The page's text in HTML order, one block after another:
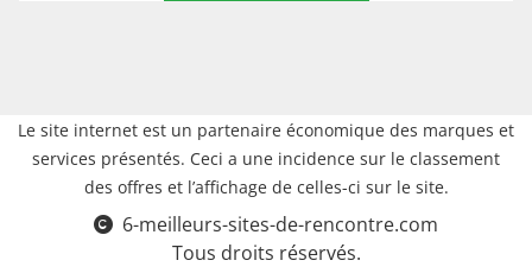
Le site internet est un partenaire économique des marques et
services présentés. Ceci a une incidence sur le classement
des offres et l’affichage de celles-ci sur le site.
6-meilleurs-sites-de-rencontre.com
Tous droits réservés.